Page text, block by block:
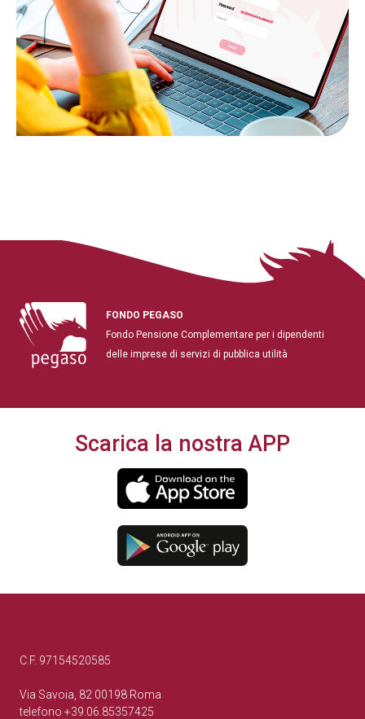
FONDO PEGASO
Fondo Pensione Complementare per i dipendenti
delle imprese di servizi di pubblica utilità
Scarica la nostra APP
C.F. 97154520585
Via Savoia, 82 00198 Roma
telefono +39.06.85357425